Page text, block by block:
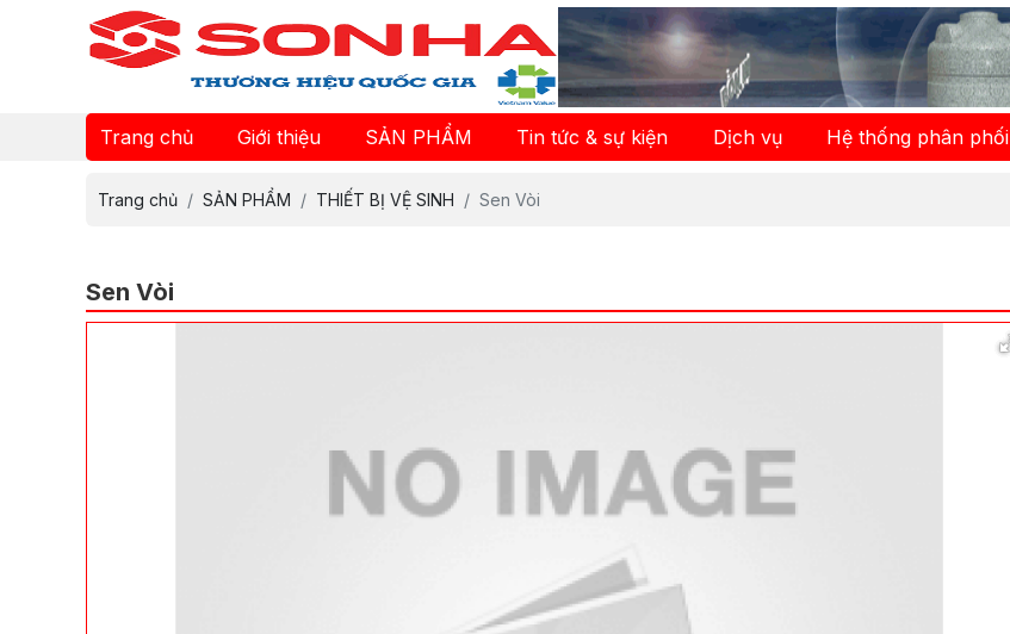
Trang chủ Giới thiệu SẢN PHẨM Tin tức & sự kiện Dịch vụ Hệ thống phân phối
Trang chủ SẢN PHẨM THIẾT BỊ VỆ SINH Sen Vòi
Sen Vòi